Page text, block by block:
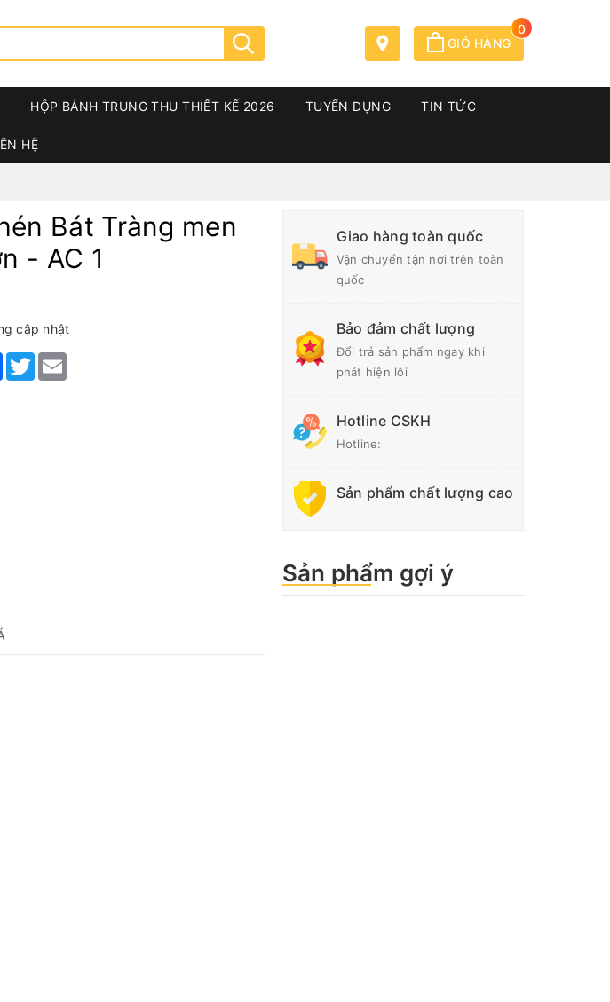
GIỎ HÀNG
0
HỘP BÁNH TRUNG THU THIẾT KẾ 2026 TUYỂN DỤNG TIN TỨC
HỆ
Bát Tràng men
- AC 1
cập nhật
Facebook
TwitterEmail
Giao hàng toàn quốc
Vận chuyển tận nơi trên toàn
quốc
Bảo đảm chất lượng
Đổi trả sản phẩm ngay khi
phát hiện lỗi
Hotline CSKH
Hotline:
Sản phẩm chất lượng cao
Sản phẩm gợi ý